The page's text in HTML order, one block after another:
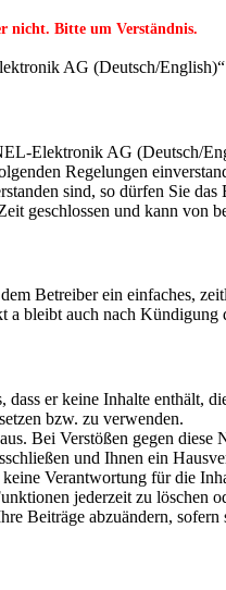
nicht. Bitte um Verständnis.
AG (Deutsch/English)“
Elektronik AG (Deutsch/
Regelungen
sind, so dürfen Sie
geschlossen und kann von
Betreiber ein einfaches,
bleibt auch nach Kündigung
er keine Inhalte enthält,
bzw. zu verwenden.
Bei Verstößen gegen
und Ihnen ein
Verantwortung für die
jederzeit zu löschen
Beiträge abzuändern,